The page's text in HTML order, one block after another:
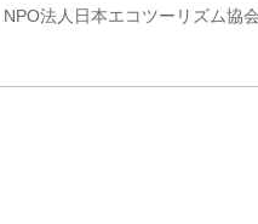
法人日本エコツーリズム協